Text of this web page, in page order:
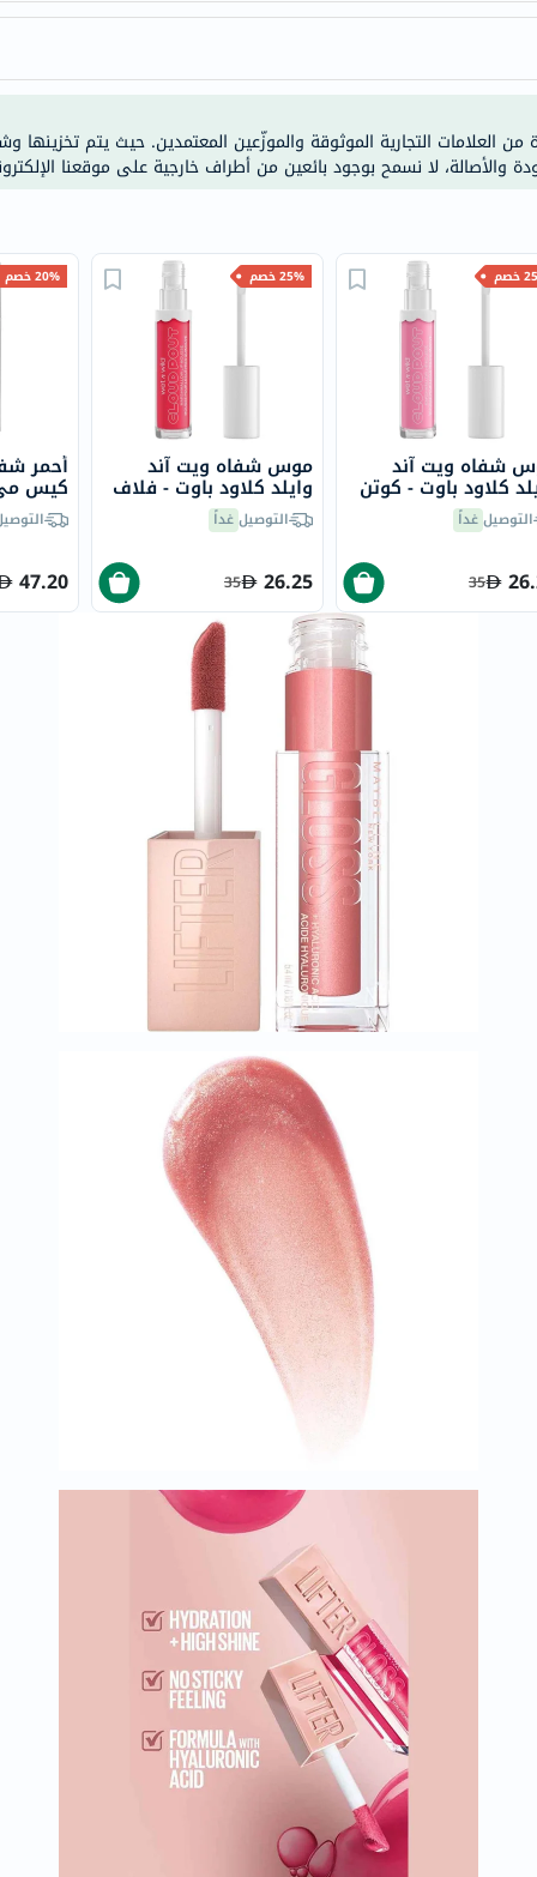
true-
الصحة
أساسيات
العناية
خسارة
صحي
باقة
القلب
الصحي
Original
IV
التحسس
الغذائي
العظام
والمفاصل
والذاكرة
دعم
مرضى
السكري
دعم
الكلى
والمسالك
البولية
دعم
الكبد
صحة
البروستاتا
فيتامين
ب
فيتامين
ج
فيتامين
د
فيتامين
هـ
من العلامات التجارية الموثوقة والموزّعين المعتمدين. حيث يتم
والأصالة، لا نسمح بوجود بائعين من أطراف خارجية على موقعنا
20% خصم
أحمر
كيس
تالك/009
47.20
25% خصم
موس شفاه ويت آند
وايلد كلاود باوت - فلاف
يو التوصيلغداً
26.25
35
شفاه ويت آند
كلاود باوت - كوتن
سكايزالتوصيلغداً
35